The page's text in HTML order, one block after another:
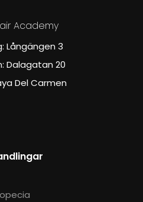
Academy
Långängen 3
Dalagatan 20
Del Carmen